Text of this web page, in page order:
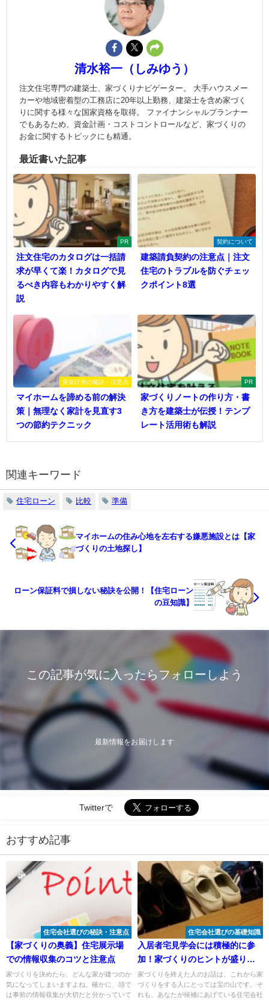
清水裕一（しみゆう）
注文住宅専門の建築士、家づくりナビゲーター。 大手ハウスメー
カーや地域密着型の工務店に20年以上勤務、建築士を含め家づく
りに関する様々な国家資格を取得。 ファイナンシャルプランナー
でもあるため、資金計画・コストコントロールなど、家づくりの
お金に関するトピックにも精通。
最近書いた記事
PR
注文住宅のカタログは一括請
求が早くて楽！カタログで見
るべき内容もわかりやすく解
説
契約について
建築請負契約の注意点｜注文
住宅のトラブルを防ぐチェッ
クポイント8選
資金計画の秘訣・注意点
マイホームを諦める前の解決
策｜無理なく家計を見直す3
つの節約テクニック
PR
家づくりノートの作り方・書
き方を建築士が伝授！テンプ
レート活用術も解説
関連キーワード
住宅ローン 比較 準備
マイホームの住み心地を左右する嫌悪施設とは【家
づくりの土地探し】
ローン保証料で損しない秘訣を公開！【住宅ローン
の豆知識】
この記事が気に入ったらフォローしよう
最新情報をお届けします
Twitterで
おすすめ記事
住宅会社選びの秘訣・注意点
【家づくりの奥義】住宅展示場
での情報収集のコツと注意点
家づくりを決めたら、どんな家が建つのか
気になってしまいますよね。確かに、頭で
は事前の情報収集が大切だと分かっていて
住宅会社選びの基礎知識
入居者宅見学会には積極的に参
加！家づくりのヒントが盛りだ
くさん
家づくりを終えた人のお話は、これから家
づくりをする人にとっては宝の山です。そ
れも、あなたが候補にあげている住宅会社